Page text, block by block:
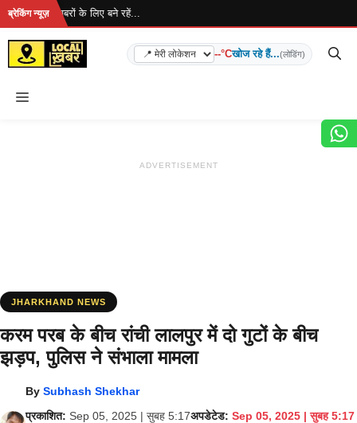
Skip
content
ब्रेकिंग न्यूज़
है... ताज़ा खबरों के लिए बने रहें...
--°Cखोज रहे हैं...(लोडिंग)
Menu
ADVERTISEMENT
JHARKHAND NEWS
करम परब के बीच रांची लालपुर में दो गुटों के बीच
झड़प, पुलिस ने संभाला मामला
By Subhash Shekhar
प्रकाशित: Sep 05, 2025 | सुबह 5:17अपडेटेड: Sep 05, 2025 | सुबह 5:17